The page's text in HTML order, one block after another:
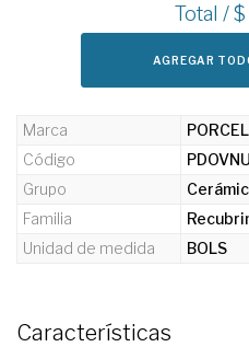
Total / $
AGREGAR
Marca
Código
Grupo
Familia
Unidad de medida
BOLS
Características